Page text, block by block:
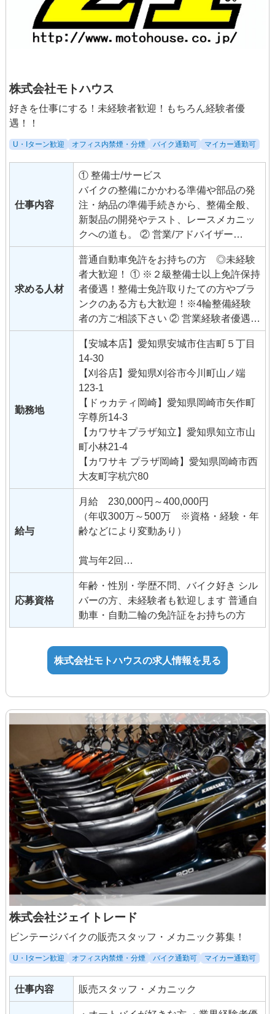
株式会社モトハウス
好きを仕事にする！未経験者歓迎！もちろん経験者優
遇！！
U・Iターン歓迎 オフィス内禁煙・分煙 バイク通勤可 マイカー通勤可
仕事内容
① 整備士/サービス
バイクの整備にかかわる準備や部品の発
注・納品の準備手続きから、整備全般、
新製品の開発やテスト、レースメカニッ
クへの道も。 ② 営業/アドバイザー
ご来店されたお客様に商品のご案内やバ
イクの特性の説明など。イベント・ツー
リングの企画や運営、新製品の開発。 ③
一般事務
登録業務・顧客管理・仕入業務やＨＰ・
ブログの更新、イベントアシスタントな
ど。
求める人材
普通自動車免許をお持ちの方 ◎未経験
者大歓迎！ ① ※２級整備士以上免許保持
者優遇！整備士免許取りたての方やブラ
ンクのある方も大歓迎！※4輪整備経験
者の方ご相談下さい ② 営業経験者優遇
③ ＰＣ使える方歓迎※
勤務地
【安城本店】愛知県安城市住吉町５丁目
14-30
【刈谷店】愛知県刈谷市今川町山ノ端
123-1
【ドゥカティ岡崎】愛知県岡崎市矢作町
字尊所14-3
【カワサキプラザ知立】愛知県知立市山
町小林21-4
【カワサキ プラザ岡崎】愛知県岡崎市西
大友町字杭穴80
給与
月給 230,000円～400,000円
（年収300万～500万 ※資格・経験・年
齢などにより変動あり）
賞与年2回
昇給年1回
交通費規定支給
制服手当
整備士手当
特別賞与
役職手当
工具手当
家族手当
食事手当
損保資格手当
定額手当
社割
応募資格
年齢・性別・学歴不問、バイク好き シル
バーの方、未経験者も歓迎します 普通自
動車・自動二輪の免許証をお持ちの方
株式会社モトハウスの求人情報を見る
株式会社ジェイトレード
ビンテージバイクの販売スタッフ・メカニック募集！
U・Iターン歓迎 オフィス内禁煙・分煙 バイク通勤可 マイカー通勤可
仕事内容 販売スタッフ・メカニック